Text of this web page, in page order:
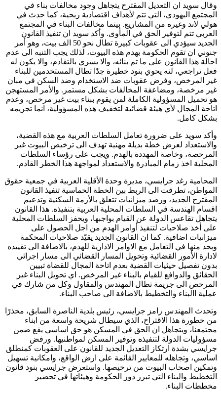
وقال سويد ان التعديل المقترح يتجاهل وجود مخالفات بناء في
المجتمع اليهودي، التي تتم لأهداف اقتصادية ربحية، كما حدث في
هولي لاند وغيره من المشاريع. بينما مخالفات البناء في المجتمع
العربي تتم لتوفير الحق في المأوى. وأكد سويد ان تنفيذ القانون
الجديد سيؤدي الى عقوبات كبيرة تطال نحو 50 الف بيت، وهو أمر
جنوني ان تقوم الحكومة بهدم هذه البيوت، لذلك يجب التنبه الى عدم
احالة هذا القانون على ما تم بنائه، والا يسري بالتقادم، والا يكون له
فعل تراجعي، لنه يحوي بنود خطيرة جدًا تطال المستخدمين للبناء
غير المرخص، وفرض عقوبات ضد الاستخدام وضد السكن في مبان
غير مرخصة، ومضاعفة المخالفات بشكل مستمر. والأمر المستهجن
هو تحميل المسؤولية الكاملة لمن يقوم ببناء بيت غير مرخص، وعدم
اتاحة المجال لأي هيئة قضائية لتخفيف هذه المسؤولية، انما تجريمه
بشكل كامل.
وأكد سويد على ضرورة تعامل السلطات العربية مع هذه القضية،
والاستعداد لعرض خطة بديلة مهنية تهدف الى ترخيص البيوت غير
المرخصة، وخاصة المهددة بالهدم. ويجب على رؤساء السلطات
المحلية اخذ زمام المبادرة والاستعداد لمواجهة هذا الخطر القادم.
المحامية رغد جرايسي، مديرة وحدة الأقلية العربية في جمعية حقوق
المواطن، تطرقت الى الربط بين الخطة الخماسية تنفيذ القانون
المقترح الجديد، ورصد ميزانيات تتعلق بالأزمة السكنية وتدعيم
اقسام الهندسة في السلطات المحلية العربية بتنفيذه. هذا القانون
يتجاهل تقاعس الدولة عن القيام بواجبها، ويحفز السلطات المحلية
على أخذ صلاحيات لتنفيذ أوامر الهدم من اجل الحصول على
ميزانيات اضافية. كما ان القانون الجديد يقيّد صلاحيات المحكمة
ويحد منها في التعامل مع الاوامر الادارية للهدم، بالاضافة الى تقييده
لادارة الأمور القضائية وتحويل المسار القضائي الى مسار اجرائي
بدون تفصيل حيثيات القضية بعدم اتاحة المجال للقضاة تبيين
الحقائق والدوافع للقيام بالبناء غير المرخص. اي تحويل البناء غير
المرخص الى جريمة تطال المهندس والمقاول وكل من شارك في
عملية االبناء والتخطيط بالاضافة الى صاحب البناء.
وتحدث المهندس رامز جرايسي، رئيس بلدية الناصرة السابق، محذرًا
من خطورة هذا الاقتراح، الذي سيطال شريحة واسعة من ابناء
مجتمعنا، ويتجاهل ان الحق في المسكن هو حق اساسي يقع ضمن
مسؤوليات الدولة لتنفيذه وتوفير المسكن لمواطنيها. ورفض
جرايسي بشدة ارتكاز التعديل الجديد للقانون على العقوبات كمنطلق
اساسي، وتجاهله للمعايير القائمة على ارض الواقع، وامكانية تسهيل
وتمكين اصحاب البيوت من ترخيصها. واستعرض جرايسي بنود قانون
التخطيط والبناء التي تبرز دور الحكومة وهيئاتها في تحضير
مخططات البناء.